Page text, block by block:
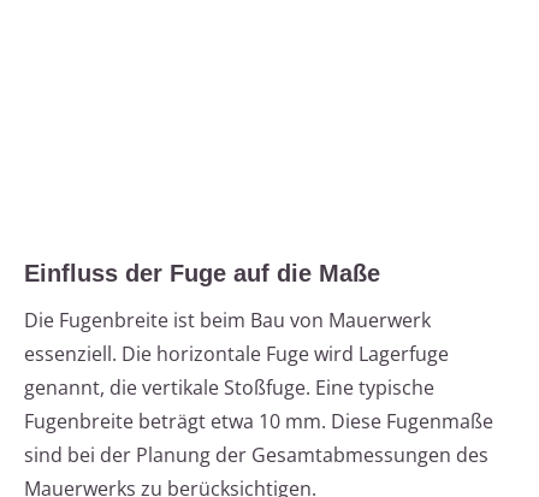
Einfluss der Fuge auf die Maße
Die Fugenbreite ist beim Bau von Mauerwerk
essenziell. Die horizontale Fuge wird Lagerfuge
genannt, die vertikale Stoßfuge. Eine typische
Fugenbreite beträgt etwa 10 mm. Diese Fugenmaße
sind bei der Planung der Gesamtabmessungen des
Mauerwerks zu berücksichtigen.